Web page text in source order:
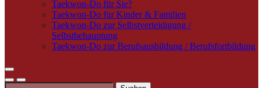
Taekwon-Do für Sie?
Taekwon-Do für Kinder & Familien
Taekwon-Do zur Selbstverteidigung /
Selbstbehauptung
Taekwon-Do zur Berufsausbildung / Berufsfortbildung